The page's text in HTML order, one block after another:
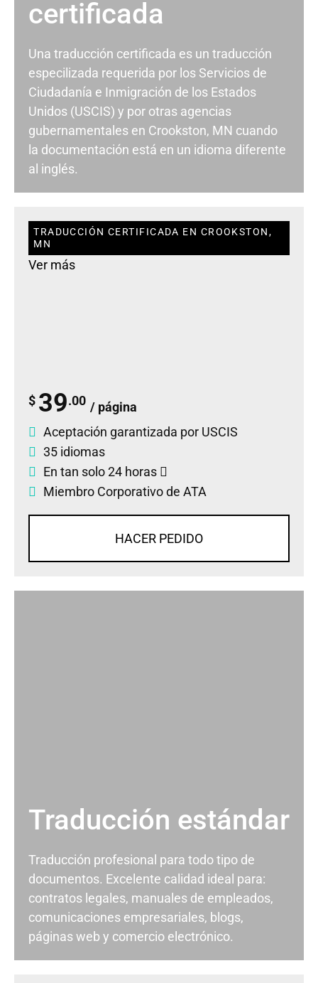
certificada
Una traducción certificada es un traducción
especilizada requerida por los Servicios de
Ciudadanía e Inmigración de los Estados
Unidos (USCIS) y por otras agencias
gubernamentales en Crookston, MN cuando
la documentación está en un idioma diferente
al inglés.
TRADUCCIÓN CERTIFICADA EN CROOKSTON,
MN
Ver más
$ 39.00 / página
Aceptación garantizada por USCIS
35 idiomas
En tan solo 24 horas
Miembro Corporativo de ATA
HACER PEDIDO
Traducción estándar
Traducción profesional para todo tipo de
documentos. Excelente calidad ideal para:
contratos legales, manuales de empleados,
comunicaciones empresariales, blogs,
páginas web y comercio electrónico.